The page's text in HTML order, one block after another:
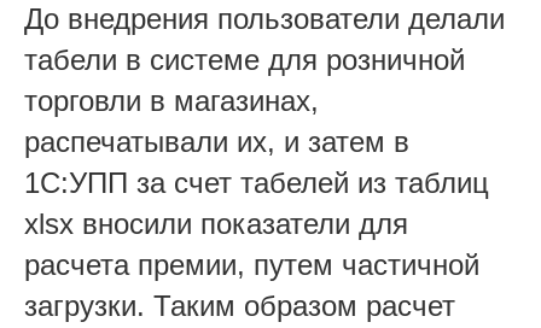
До внедрения пользователи делали
табели в системе для розничной
торговли в магазинах,
распечатывали их, и затем в
1С:УПП за счет табелей из таблиц
xlsx вносили показатели для
расчета премии, путем частичной
загрузки. Таким образом расчет